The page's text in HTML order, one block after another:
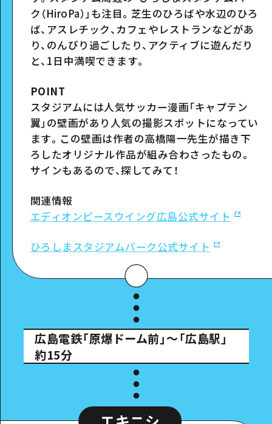
ク（HiroPa）」も注目。芝生のひろばや水辺のひろ
ば、アスレチック、カフェやレストランなどがあ
り、のんびり過ごしたり、アクティブに遊んだり
と、 1 日中満喫できます。
POINT
スタジアムには人気サッカー漫画「キャプテン
翼」の壁画があり人気の撮影スポットになってい
ます。この壁画は作者の高橋陽一先生が描き下
ろしたオリジナル作品が組み合わさったもの。
サインもあるので、探してみて！
関連情報
エディオンピースウイング広島公式サイト
ひろしまスタジアムパーク公式サイト
広島電鉄「原爆ドーム前」～「広島駅」
約15分